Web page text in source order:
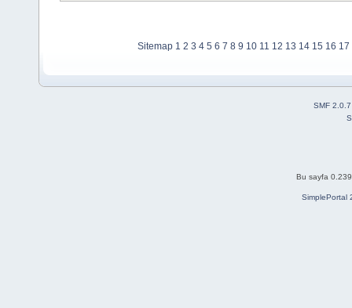
Sitemap 1 2 3 4 5 6 7 8 9 10 11 12 13 14 15 16 17
SMF 2.0.7
Bu sayfa
SimplePortal